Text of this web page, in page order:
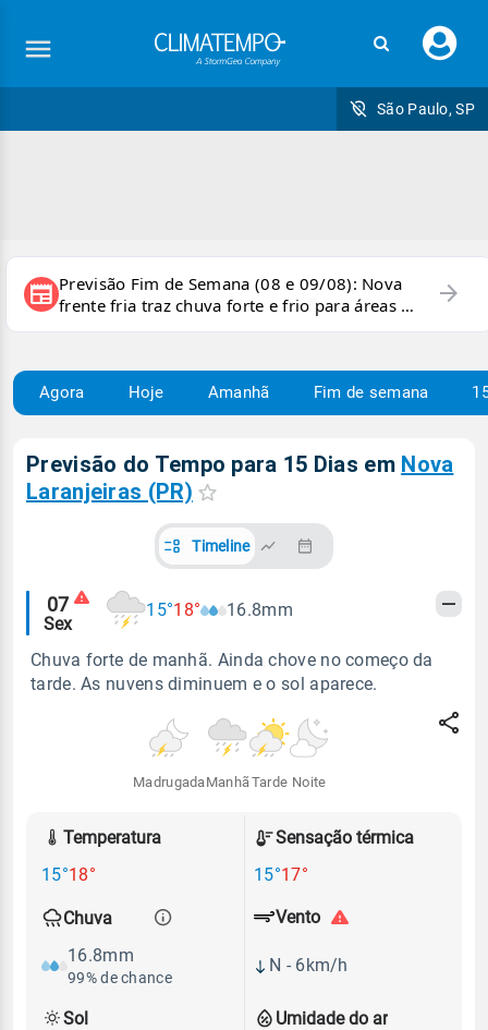
seu
São Paulo, SP
newspaper Previsão Fim de Semana (08 e 09/08): Nova
frente fria traz chuva forte e frio para áreas do
país
arrow_forward
Agora Hoje Amanhã Fim de semana
Previsão do Tempo para 15 Dias em Nova
Laranjeiras (PR)
Timeline
Alertas
meteorológicos
07
Sex
15°18° 16.8mm
Chuva forte de manhã. Ainda chove no começo da
tarde. As nuvens diminuem e o sol aparece.
Madrugada Manhã Tarde Noite
Temperatura
15°18°
Sensação térmica
15°17°
Chuva
16.8mm
99% de chance
Umidade do ar
Vento
N - 6km/h
Sol